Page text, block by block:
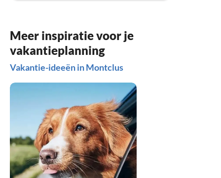
Meer inspiratie voor je
vakantieplanning
Vakantie-ideeën in Montclus